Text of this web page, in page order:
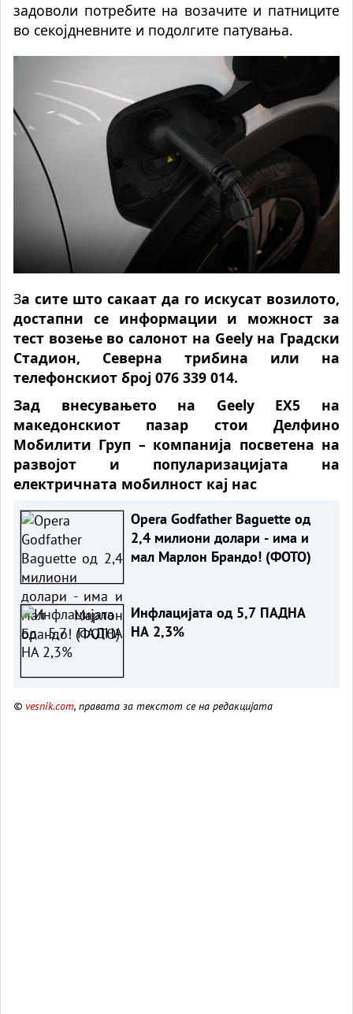
задоволи потребите на возачите и патниците
во секојдневните и подолгите патувања.
За сите што сакаат да го искусат возилото,
достапни се информации и можност за
тест возење во салонот на Geely на Градски
Стадион, Северна трибина или на
телефонскиот број 076 339 014.
Зад внесувањето на Geely EX5 на
македонскиот пазар стои Делфино
Мобилити Груп – компанија посветена на
развојот и популаризацијата на
електричната мобилност кај нас
Opera Godfather Baguette од
2,4 милиони долари - има и
мал Марлон Брандо! (ФОТО)
Инфлацијата од 5,7 ПАДНА
НА 2,3%
© vesnik.com, правата за текстот се на редакцијата